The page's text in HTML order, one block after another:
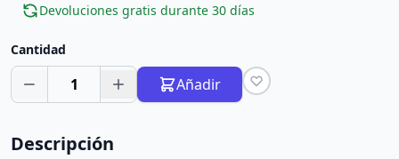
Devoluciones gratis durante 30 días
Cantidad
1 Añadir
Descripción